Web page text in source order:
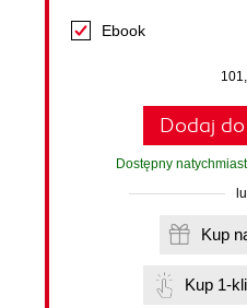
Ebook
Dodaj
Dostępny
Kup 1-